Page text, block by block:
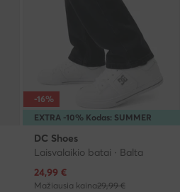
EXTRA -10% Kodas: SUMMER
-16%
DC Shoes
Laisvalaikio batai · Balta
Dabartinė kaina
24,99 €
Mažiausia kaina29,99 €